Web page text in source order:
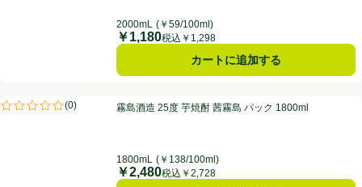
2000mL (￥59/100ml)
価格
￥1,180税込￥1,298
カートに追加する
霧島酒造 25度 芋焼酎 茜霧島 パック 1800ml
(0)
評価は0件のレビューで5点中0.0点。霧島酒造 25度 芋焼酎 茜霧島 パック 1800ml
1800mL (￥138/100ml)
価格
￥2,480税込￥2,728